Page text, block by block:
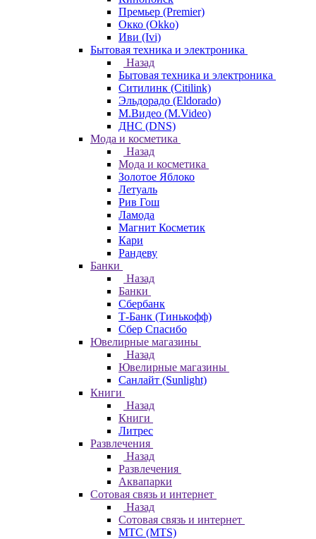
Премьер (Premier)
Окко (Okko)
Иви (Ivi)
Бытовая техника и электроника
Назад
Бытовая техника и электроника
Ситилинк (Citilink)
Эльдорадо (Eldorado)
М.Видео (M.Video)
ДНС (DNS)
Мода и косметика
Назад
Мода и косметика
Золотое Яблоко
Летуаль
Рив Гош
Ламода
Магнит Косметик
Кари
Рандеву
Банки
Назад
Банки
Сбербанк
Т-Банк (Тинькофф)
Сбер Спасибо
Ювелирные магазины
Назад
Ювелирные магазины
Санлайт (Sunlight)
Книги
Назад
Книги
Литрес
Развлечения
Назад
Развлечения
Аквапарки
Сотовая связь и интернет
Назад
Сотовая связь и интернет
МТС (MTS)